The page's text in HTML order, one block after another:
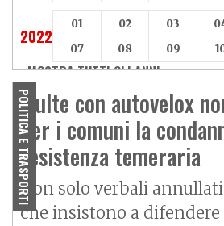
2022
01 02 03
07
08 09
MOSTRA TUTTI GLI ANNI »
POLITICA E TRASPORTI
Multe con autovelox
Per i comuni la
resistenza temeraria
Non solo verbali
che insistono a